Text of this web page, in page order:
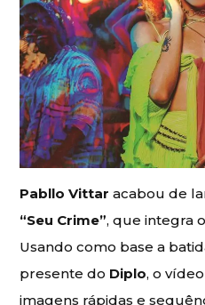
Pabllo Vittar acabou de
“Seu Crime”, que integra
Usando como base a
presente do Diplo, o
imagens rápidas e